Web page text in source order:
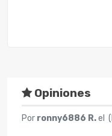
Opiniones
Por ronny6886 R.el (